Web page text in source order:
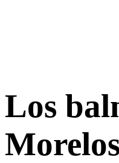
Los
Morelos